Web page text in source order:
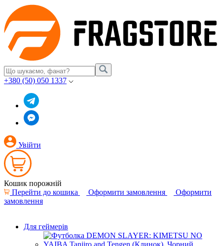
+380 (50) 050 1337
Увійти
Кошик порожній
Перейти до кошика
Оформити замовлення
Оформити
замовлення
Для геймерів